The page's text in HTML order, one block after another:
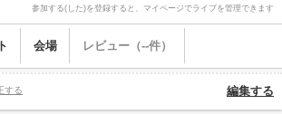
参加する(した)を登録すると、マイページでライブを管理できます
会場 レビュー（--件）
する 編集する